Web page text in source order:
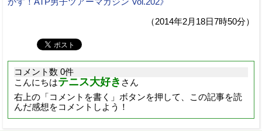
（2014年2月18日7時50分）
コメント数 0件
こんにちはテニス大好き さん
右上の「コメントを書く」ボタンを押して、この記事を読
んだ感想をコメントしよう！